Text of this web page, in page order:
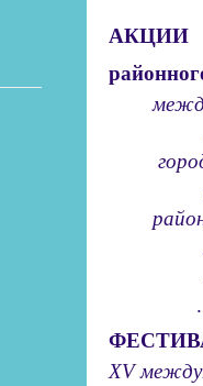
АКЦИИ
...
...
XV